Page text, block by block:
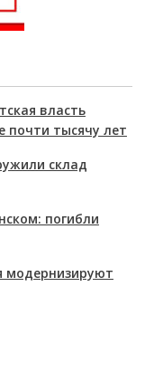
власть
почти тысячу лет
склад
погибли
модернизируют